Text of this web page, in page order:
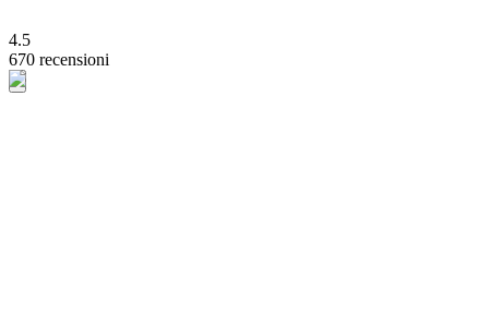
4.5
670 recensioni